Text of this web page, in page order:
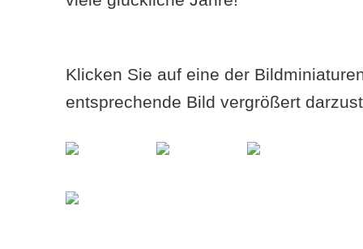
Klicken Sie auf eine der
entsprechende Bild vergrößert